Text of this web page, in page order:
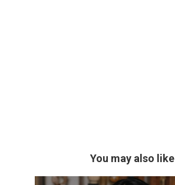
You may also like